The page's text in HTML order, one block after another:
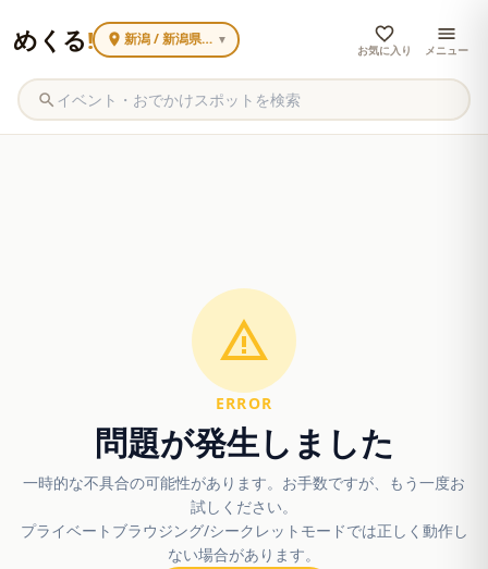
めくる! 新潟 / 新潟県内で広く見る
▼
お気に入り メニュー
ERROR
問題が発生しました
一時的な不具合の可能性があります。お手数ですが、もう一度お
試しください。
プライベートブラウジング/シークレットモードでは正しく動作し
ない場合があります。